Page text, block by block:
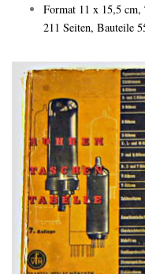
Format 11 x 15,5 cm,
211 Seiten, Bauteile